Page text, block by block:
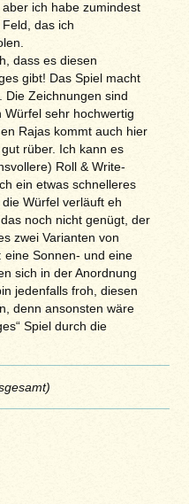
ich habe zumindest
das ich
dass es diesen
gibt! Das Spiel macht
Die Zeichnungen sind
sehr hochwertig
Rajas kommt auch hier
rüber. Ich kann es
Roll & Write-
ein etwas schnelleres
Würfel verläuft eh
noch nicht genügt, der
zwei Varianten von
eine Sonnen- und eine
sich in der Anordnung
jedenfalls froh, diesen
denn ansonsten wäre
Spiel durch die